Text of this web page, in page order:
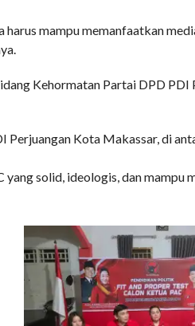
mampu memanfaatkan
Kehormatan Partai DPD PDI
Kota Makassar, di
solid, ideologis, dan